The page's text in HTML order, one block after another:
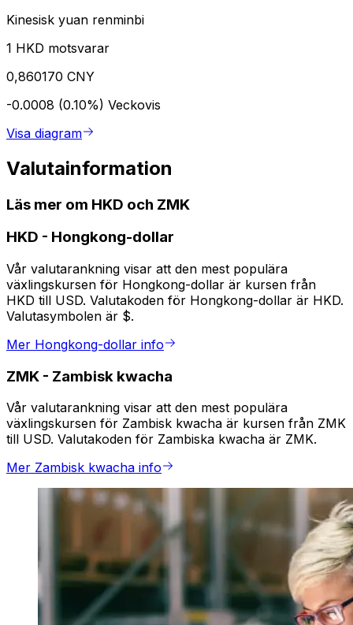
Kinesisk yuan renminbi
1 HKD motsvarar
0,860170 CNY
-0.0008 (0.10%) Veckovis
Visa diagram
Valutainformation
Läs mer om HKD och ZMK
HKD - Hongkong-dollar
Vår valutarankning visar att den mest populära
växlingskursen för Hongkong-dollar är kursen från
HKD till USD. Valutakoden för Hongkong-dollar är HKD.
Valutasymbolen är $.
Mer Hongkong-dollar info
ZMK - Zambisk kwacha
Vår valutarankning visar att den mest populära
växlingskursen för Zambisk kwacha är kursen från ZMK
till USD. Valutakoden för Zambiska kwacha är ZMK.
Mer Zambisk kwacha info